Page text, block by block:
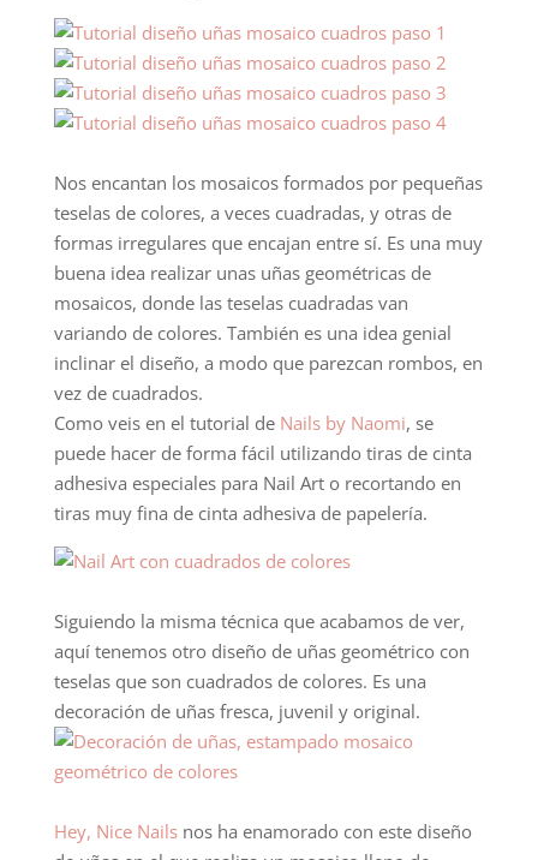
Nos encantan los mosaicos formados por pequeñas
teselas de colores, a veces cuadradas, y otras de
formas irregulares que encajan entre sí. Es una muy
buena idea realizar unas uñas geométricas de
mosaicos, donde las teselas cuadradas van
variando de colores. También es una idea genial
inclinar el diseño, a modo que parezcan rombos, en
vez de cuadrados.
Como veis en el tutorial de Nails by Naomi, se
puede hacer de forma fácil utilizando tiras de cinta
adhesiva especiales para Nail Art o recortando en
tiras muy fina de cinta adhesiva de papelería.
Siguiendo la misma técnica que acabamos de ver,
aquí tenemos otro diseño de uñas geométrico con
teselas que son cuadrados de colores. Es una
decoración de uñas fresca, juvenil y original.
Hey, Nice Nailsnos ha enamorado con este diseño